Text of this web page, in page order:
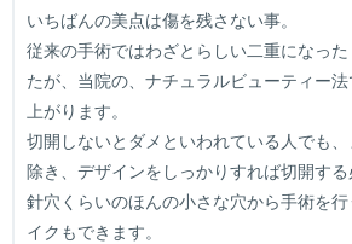
いちばんの美点は傷を残さない事。
従来の手術ではわざとらしい二重になっ
たが、当院の、ナチュラルビューティー
上がります。
切開しないとダメといわれている人でも
除き、デザインをしっかりすれば切開する
針穴くらいのほんの小さな穴から手術を
イクもできます。